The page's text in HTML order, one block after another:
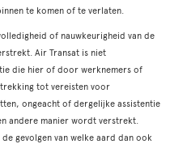
te komen of te verlaten.
of nauwkeurigheid van de
Air Transat is niet
die hier of door werknemers of
tot vereisten voor
ongeacht of dergelijke assistentie
andere manier wordt verstrekt.
gevolgen van welke aard dan ook